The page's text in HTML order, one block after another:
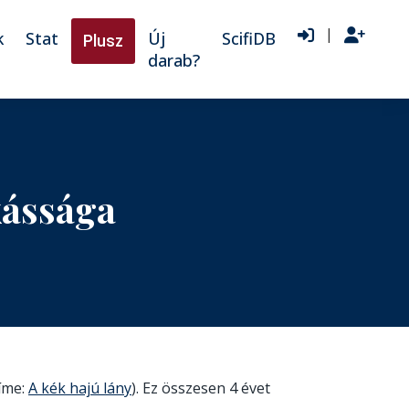
Stat Plusz
Új
darab?
ScifiDB |
A kék hajú lány). Ez összesen 4 évet